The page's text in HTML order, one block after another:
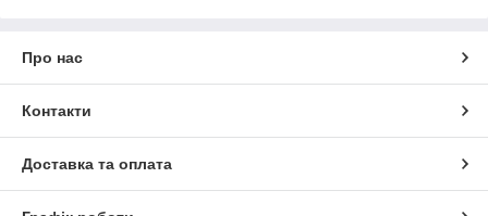
Про нас
Контакти
Доставка та оплата